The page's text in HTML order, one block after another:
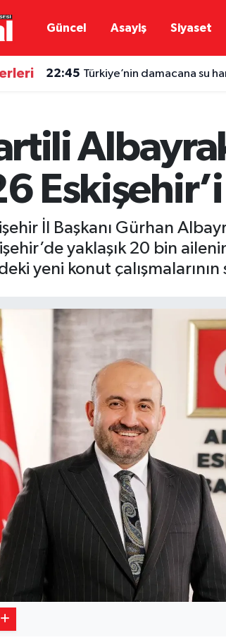
Güncel Asayiş Siyaset
22:45 Türkiye’nin damacana su
İl Başkanı Gürhan
yaklaşık 20 bin
yeni konut çalışmalarının
Haritası
ve Fikstür